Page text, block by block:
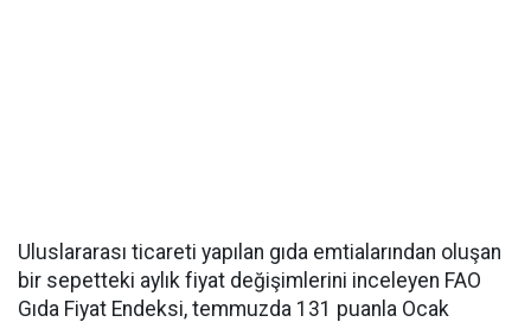
Uluslararası ticareti yapılan gıda emtialarından oluşan
bir sepetteki aylık fiyat değişimlerini inceleyen FAO
Gıda Fiyat Endeksi, temmuzda 131 puanla Ocak